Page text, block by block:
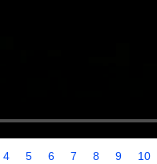
4 5 6 7 8 9 10